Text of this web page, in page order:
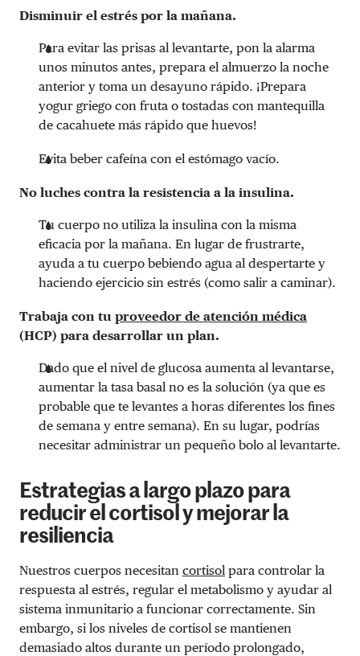
Disminuir el estrés por la mañana.
Para evitar las prisas al levantarte, pon la alarma
unos minutos antes, prepara el almuerzo la noche
anterior y toma un desayuno rápido. ¡Prepara
yogur griego con fruta o tostadas con mantequilla
de cacahuete más rápido que huevos!
Evita beber cafeína con el estómago vacío.
No luches contra la resistencia a la insulina.
Tu cuerpo no utiliza la insulina con la misma
eficacia por la mañana. En lugar de frustrarte,
ayuda a tu cuerpo bebiendo agua al despertarte y
haciendo ejercicio sin estrés (como salir a caminar).
Trabaja con tu proveedor de atención médica
(HCP) para desarrollar un plan.
Dado que el nivel de glucosa aumenta al levantarse,
aumentar la tasa basal no es la solución (ya que es
probable que te levantes a horas diferentes los fines
de semana y entre semana). En su lugar, podrías
necesitar administrar un pequeño bolo al levantarte.
Estrategias a largo plazo para
reducir el cortisol y mejorar la
resiliencia
Nuestros cuerpos necesitan cortisol para controlar la
respuesta al estrés, regular el metabolismo y ayudar al
sistema inmunitario a funcionar correctamente. Sin
embargo, si los niveles de cortisol se mantienen
demasiado altos durante un período prolongado,